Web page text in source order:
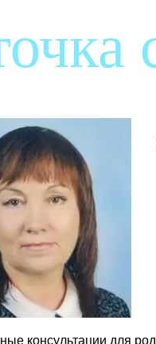
консультации для